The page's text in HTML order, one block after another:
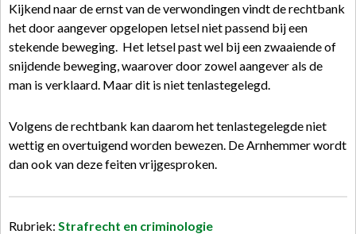
Kijkend naar de ernst van de verwondingen vindt de rechtbank
het door aangever opgelopen letsel niet passend bij een
stekende beweging. Het letsel past wel bij een zwaaiende of
snijdende beweging, waarover door zowel aangever als de
man is verklaard. Maar dit is niet tenlastegelegd.
Volgens de rechtbank kan daarom het tenlastegelegde niet
wettig en overtuigend worden bewezen. De Arnhemmer wordt
dan ook van deze feiten vrijgesproken.
Rubriek: Strafrecht en criminologie